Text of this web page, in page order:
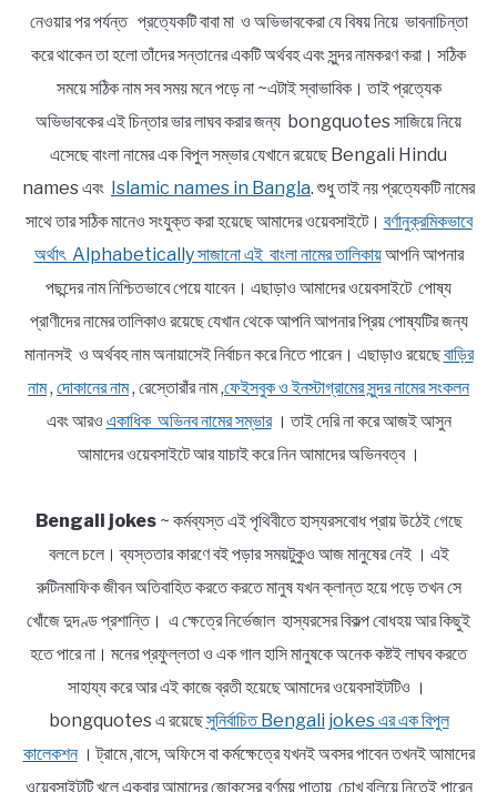
নেওয়ার পর পর্যন্ত প্রত্যেকটি বাবা মা ও অভিভাবকেরা যে বিষয় নিয়ে ভাবনাচিন্তা
করে থাকেন তা হলো তাঁদের সন্তানের একটি অর্থবহ এবং সুন্দর নামকরণ করা। সঠিক
সময়ে সঠিক নাম সব সময় মনে পড়ে না ~এটাই স্বাভাবিক। তাই প্রত্যেক
অভিভাবকের এই চিন্তার ভার লাঘব করার জন্য bongquotes সাজিয়ে নিয়ে
এসেছে বাংলা নামের এক বিপুল সম্ভার যেখানে রয়েছে Bengali Hindu
names এবং Islamic names in Bangla. শুধু তাই নয় প্রত্যেকটি নামের
সাথে তার সঠিক মানেও সংযুক্ত করা হয়েছে আমাদের ওয়েবসাইটে। বর্ণানুক্রমিকভাবে
অর্থাৎ Alphabetically সাজানো এই বাংলা নামের তালিকায়আপনি আপনার
পছন্দের নাম নিশ্চিতভাবে পেয়ে যাবেন। এছাড়াও আমাদের ওয়েবসাইটে পোষ্য
প্রাণীদের নামের তালিকাও রয়েছে যেখান থেকে আপনি আপনার প্রিয় পোষ্যটির জন্য
মানানসই ও অর্থবহ নাম অনায়াসেই নির্বাচন করে নিতে পারেন। এছাড়াও রয়েছেবাড়ির
নাম, দোকানের নাম, রেস্তোরাঁর নাম ,ফেইসবুক ও ইনস্টাগ্রামের সুন্দর নামের সংকলন
এবং আরও একাধিক অভিনব নামের সম্ভার। তাই দেরি না করে আজই আসুন
আমাদের ওয়েবসাইটে আর যাচাই করে নিন আমাদের অভিনবত্ব ।
Bengali jokes~ কর্মব্যস্ত এই পৃথিবীতে হাস্যরসবোধ প্রায় উঠেই গেছে
বললে চলে। ব্যস্ততার কারণে বই পড়ার সময়টুকুও আজ মানুষের নেই । এই
রুটিনমাফিক জীবন অতিবাহিত করতে করতে মানুষ যখন ক্লান্ত হয়ে পড়ে তখন সে
খোঁজে দুদণ্ড প্রশান্তি। এ ক্ষেত্রে নির্ভেজাল হাস্যরসের বিকল্প বোধহয় আর কিছুই
হতে পারে না। মনের প্রফুল্লতা ও এক গাল হাসি মানুষকে অনেক কষ্টই লাঘব করতে
সাহায্য করে আর এই কাজে ব্রতী হয়েছে আমাদের ওয়েবসাইটটিও ।
bongquotes এ রয়েছেসুনির্বাচিত Bengali jokes এর এক বিপুল
কালেকশন। ট্রামে ,বাসে, অফিসে বা কর্মক্ষেত্রে যখনই অবসর পাবেন তখনই আমাদের
ওয়েবসাইটটি খুলে একবার আমাদের জোকসের বর্ণময় পাতায় চোখ বুলিয়ে নিতেই পারেন